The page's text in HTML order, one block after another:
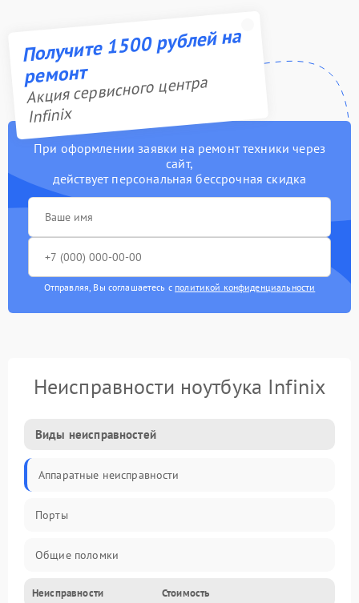
Получите 1500 рублей на
ремонт
Акция сервисного центра
Infinix
При оформлении заявки на ремонт техники через
сайт,
действует персональная бессрочная скидка
Отправляя, Вы соглашаетесь с политикой конфиденциальности
Неисправности ноутбука Infinix
Виды неисправностей
Аппаратные неисправности
Порты
Общие поломки
Устройства
Неисправности Стоимость